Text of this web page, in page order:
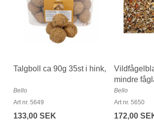
Talgboll ca 90g 35st i hink,
Bello
Art nr. 5649
133,00 SEK
mindre
Bello
Art nr. 5650
172,00